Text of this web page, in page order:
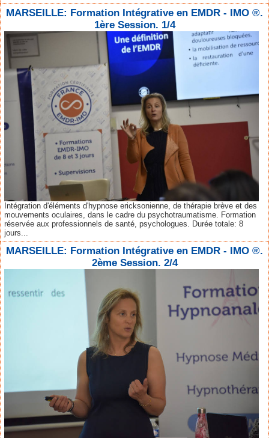
MARSEILLE: Formation Intégrative en EMDR - IMO ®.
1ère Session. 1/4
Intégration d'éléments d'hypnose ericksonienne, de thérapie brève et des
mouvements oculaires, dans le cadre du psychotraumatisme. Formation
réservée aux professionnels de santé, psychologues. Durée totale: 8
jours...
MARSEILLE: Formation Intégrative en EMDR - IMO ®.
2ème Session. 2/4